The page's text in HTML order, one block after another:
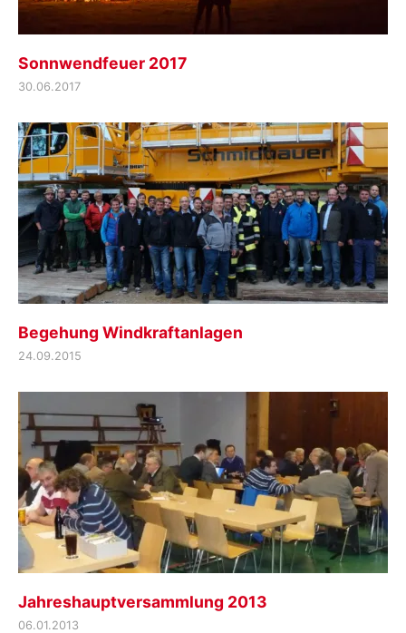
Sonnwendfeuer 2017
30.06.2017
Begehung Windkraftanlagen
24.09.2015
Jahreshauptversammlung 2013
06.01.2013